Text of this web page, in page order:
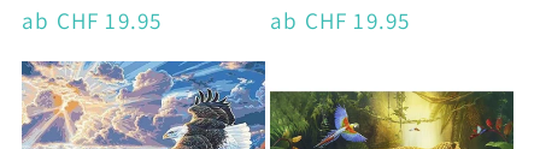
Normaler
ab CHF 19.95
Normaler
ab CHF 19.95